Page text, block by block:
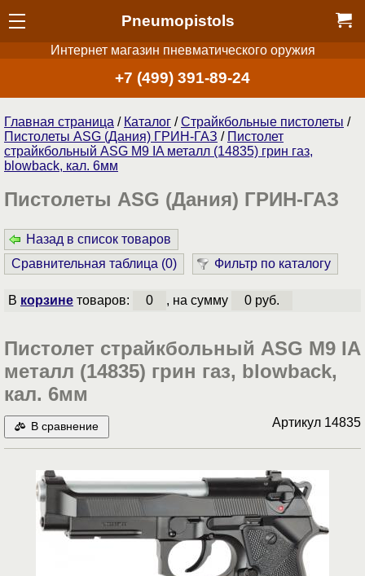
Pneumopistols
Интернет магазин пневматического оружия
+7 (499) 391-89-24
Главная страница / Каталог /Страйкбольные пистолеты /
Пистолеты ASG (Дания) ГРИН-ГАЗ / Пистолет
страйкбольный ASG M9 IA металл (14835) грин газ,
blowback, кал. 6мм
Пистолеты ASG (Дания) ГРИН-ГАЗ
Назад в список товаров
Сравнительная таблица (0) Фильтр по каталогу
В корзинетоваров: 0 , на сумму 0 руб.
Пистолет страйкбольный ASG M9 IA
металл (14835) грин газ, blowback,
кал. 6мм
В сравнение Артикул 14835